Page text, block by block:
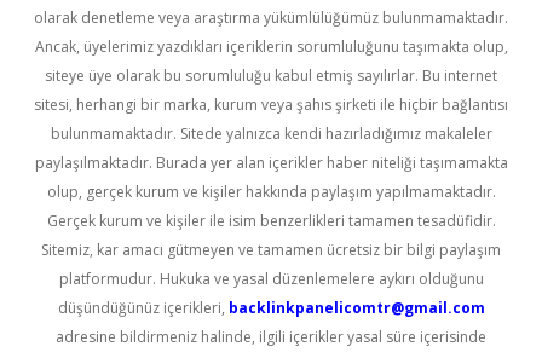
olarak denetleme veya araştırma yükümlülüğümüz bulunmamaktadır.
Ancak, üyelerimiz yazdıkları içeriklerin sorumluluğunu taşımakta olup,
siteye üye olarak bu sorumluluğu kabul etmiş sayılırlar. Bu internet
sitesi, herhangi bir marka, kurum veya şahıs şirketi ile hiçbir bağlantısı
bulunmamaktadır. Sitede yalnızca kendi hazırladığımız makaleler
paylaşılmaktadır. Burada yer alan içerikler haber niteliği taşımamakta
olup, gerçek kurum ve kişiler hakkında paylaşım yapılmamaktadır.
Gerçek kurum ve kişiler ile isim benzerlikleri tamamen tesadüfidir.
Sitemiz, kar amacı gütmeyen ve tamamen ücretsiz bir bilgi paylaşım
platformudur. Hukuka ve yasal düzenlemelere aykırı olduğunu
düşündüğünüz içerikleri, backlinkpanelicomtr@gmail.com
adresine bildirmeniz halinde, ilgili içerikler yasal süre içerisinde